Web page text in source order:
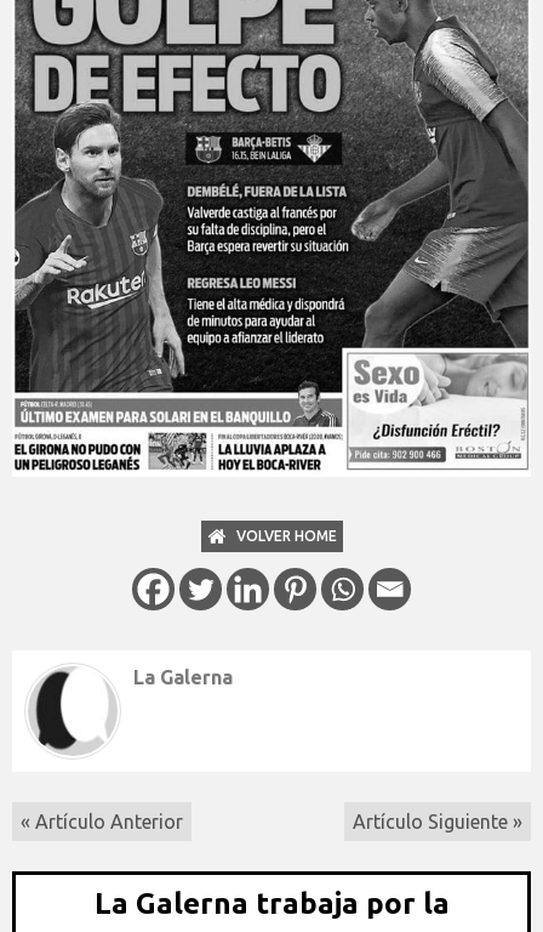
VOLVER HOME
La Galerna
« Artículo Anterior Artículo Siguiente »
La Galerna trabaja por la